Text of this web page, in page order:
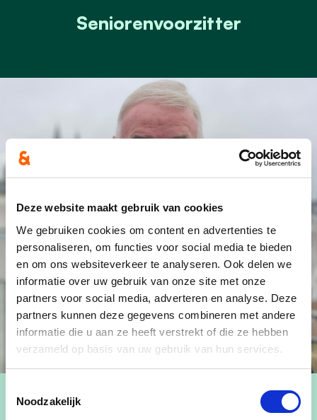
Deze website maakt gebruik van cookies
We gebruiken cookies om content en advertenties te
personaliseren, om functies voor social media te bieden
en om ons websiteverkeer te analyseren. Ook delen we
informatie over uw gebruik van onze site met onze
partners voor social media, adverteren en analyse. Deze
partners kunnen deze gegevens combineren met andere
informatie die u aan ze heeft verstrekt of die ze hebben
verzameld op basis van uw gebruik van hun services.
Noodzakelijk
Seniorenvoorzitter